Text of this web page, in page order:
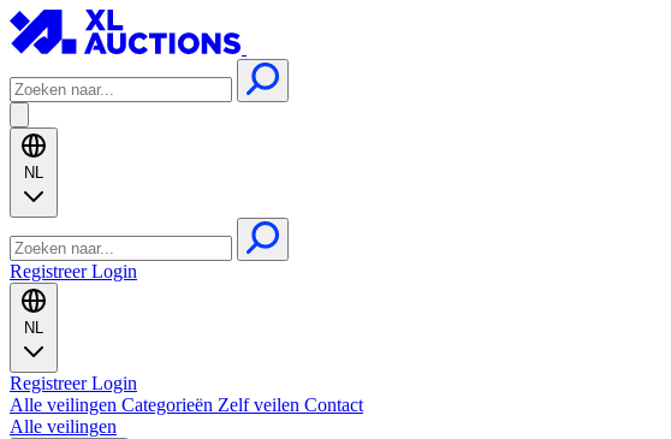
NL
RegistreerLogin
NL
RegistreerLogin
Alle veilingen Categorieën Zelf veilen Contact
Alle veilingen